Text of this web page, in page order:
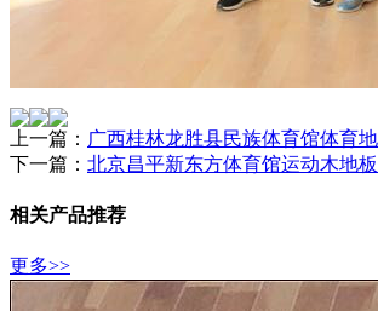
上一篇： 广西桂林龙胜县民族体育馆体育
下一篇： 北京昌平新东方体育馆运动木地
相关产品推荐
更多>>